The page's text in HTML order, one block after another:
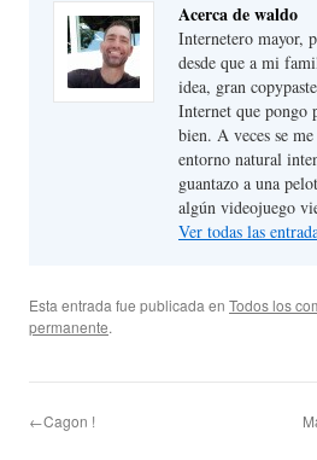
Acerca de waldo
Internetero mayor,
desde que a mi
idea, gran
Internet que pongo
bien. A veces se
entorno natural
guantazo a una
algún videojuego
Ver todas las
Esta entrada fue publicada en Todos los
permanente.
←Cagon !